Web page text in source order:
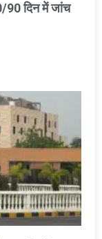
90 दिन में जांच